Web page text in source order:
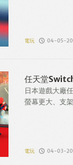
電玩 04-05-
任天堂
日本遊戲大廠
螢幕更大、支
電玩 04-03-